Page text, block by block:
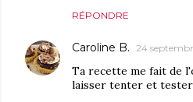
RÉPONDRE
Caroline B. 24
Ta recette me fait de
laisser tenter et